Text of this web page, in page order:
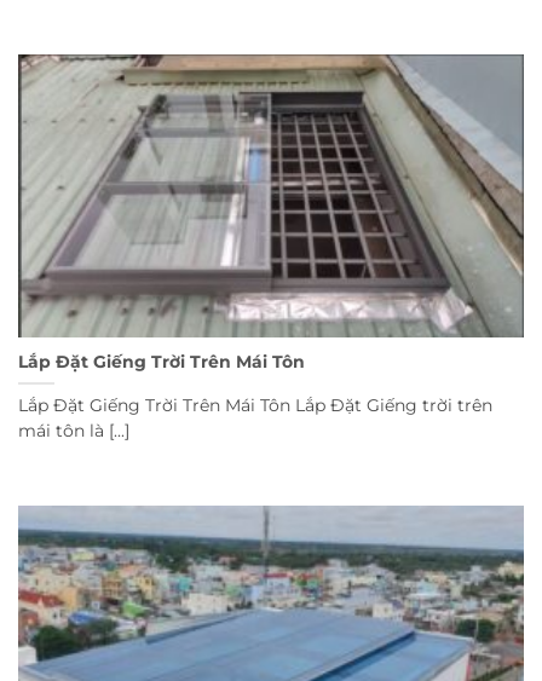
Lắp Đặt Giếng Trời Trên Mái Tôn
Lắp Đặt Giếng Trời Trên Mái Tôn Lắp Đặt Giếng trời trên
mái tôn là [...]